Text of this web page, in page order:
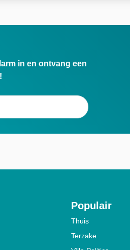
in en ontvang een
Populair
Thuis
Terzake